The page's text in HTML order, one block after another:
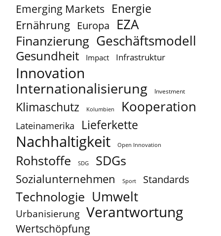
Emerging Markets Energie
Ernährung Europa EZA
Finanzierung Geschäftsmodell
Gesundheit Impact Infrastruktur
Innovation
Internationalisierung Investment
Klimaschutz Kolumbien Kooperation
Lateinamerika Lieferkette
Nachhaltigkeit Open Innovation
Rohstoffe SDG SDGs
Sozialunternehmen Sport Standards
Technologie Umwelt
Urbanisierung Verantwortung
Wertschöpfung